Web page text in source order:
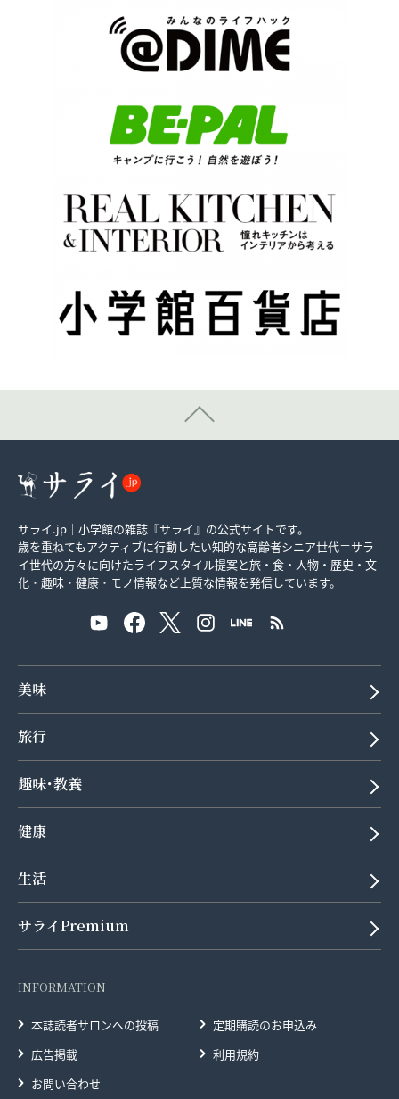
サライ.jp｜小学館の雑誌『サライ』の公式サイトです。
歳を重ねてもアクティブに行動したい知的な高齢者シニア世代＝サラ
イ世代の方々に向けたライフスタイル提案と旅・食・人物・歴史・文
化・趣味・健康・モノ情報など上質な情報を発信しています。
美味
旅行
趣味･教養
健康
生活
サライPremium
INFORMATION
本誌読者サロンへの投稿
定期購読のお申込み
広告掲載
利用規約
お問い合わせ